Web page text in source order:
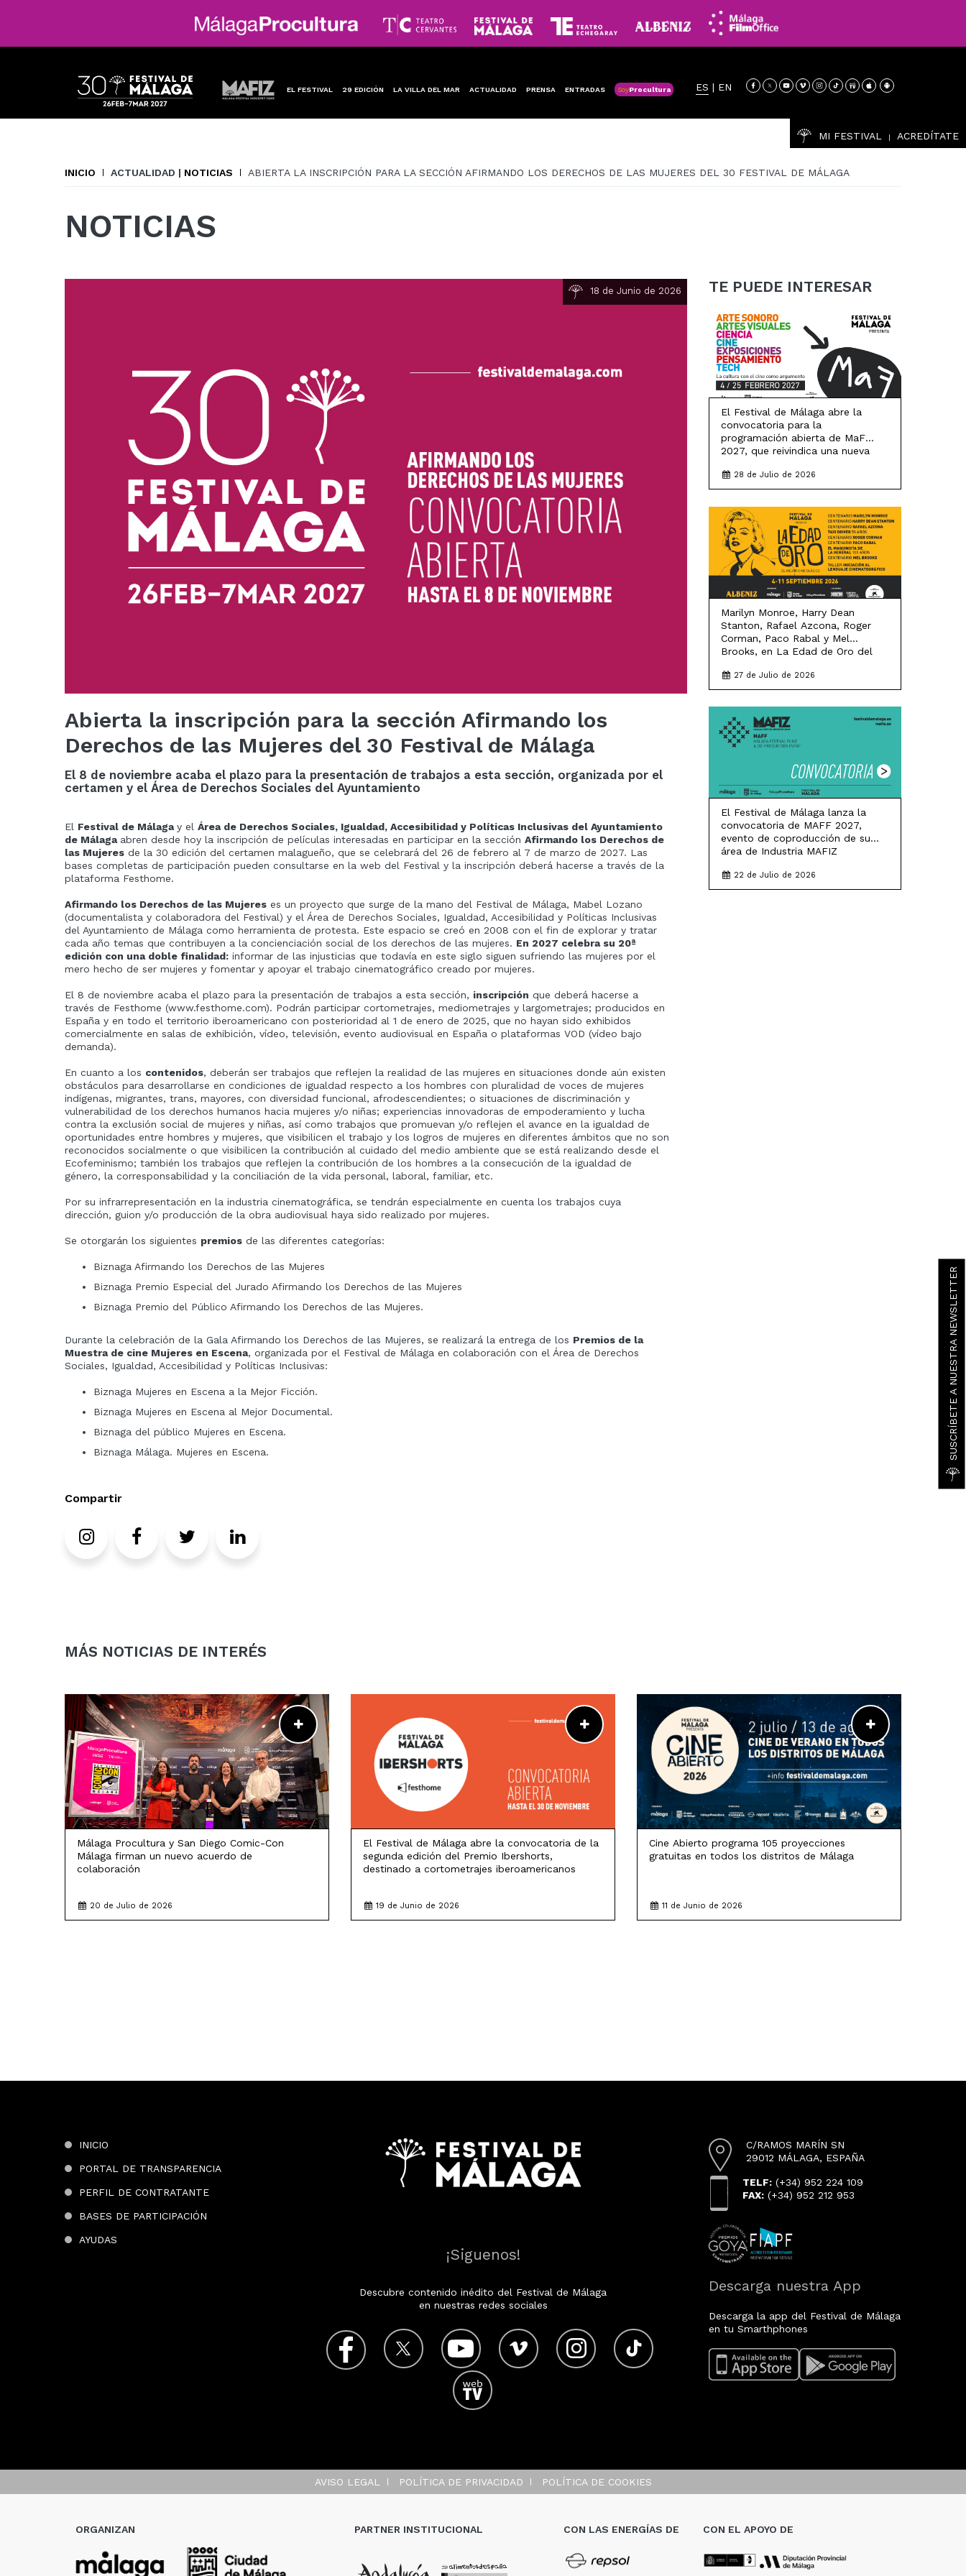
SUSCRÍBETE A NUESTRA NEWSLETTER
ES | EN
EL FESTIVAL 29 EDICIÓN LA VILLA DEL MAR ACTUALIDAD PRENSA ENTRADAS SoyProcultura
MI FESTIVAL | ACREDÍTATE
INICIO ACTUALIDAD | NOTICIAS ABIERTA LA INSCRIPCIÓN PARA LA SECCIÓN AFIRMANDO LOS DERECHOS DE LAS MUJERES DEL 30 FESTIVAL DE MÁLAGA
NOTICIAS
18 de Junio de 2026
Abierta la inscripción para la sección Afirmando los
Derechos de las Mujeres del 30 Festival de Málaga
El 8 de noviembre acaba el plazo para la presentación de trabajos a esta sección, organizada por el
certamen y el Área de Derechos Sociales del Ayuntamiento
El Festival de Málagay el Área de Derechos Sociales, Igualdad, Accesibilidad y Políticas Inclusivas del Ayuntamiento
de Málaga abren desde hoy la inscripción de películas interesadas en participar en la sección Afirmando los Derechos de
las Mujeres de la 30 edición del certamen malagueño, que se celebrará del 26 de febrero al 7 de marzo de 2027. Las
bases completas de participación pueden consultarse en la web del Festival y la inscripción deberá hacerse a través de la
plataforma Festhome.
Afirmando los Derechos de las Mujeres es un proyecto que surge de la mano del Festival de Málaga, Mabel Lozano
(documentalista y colaboradora del Festival) y el Área de Derechos Sociales, Igualdad, Accesibilidad y Políticas Inclusivas
del Ayuntamiento de Málaga como herramienta de protesta. Este espacio se creó en 2008 con el fin de explorar y tratar
cada año temas que contribuyen a la concienciación social de los derechos de las mujeres. En 2027 celebra su 20ª
edición con una doble finalidad: informar de las injusticias que todavía en este siglo siguen sufriendo las mujeres por el
mero hecho de ser mujeres y fomentar y apoyar el trabajo cinematográfico creado por mujeres.
El 8 de noviembre acaba el plazo para la presentación de trabajos a esta sección, inscripción que deberá hacerse a
través de Festhome (www.festhome.com). Podrán participar cortometrajes, mediometrajes y largometrajes; producidos en
España y en todo el territorio iberoamericano con posterioridad al 1 de enero de 2025, que no hayan sido exhibidos
comercialmente en salas de exhibición, vídeo, televisión, evento audiovisual en España o plataformas VOD (vídeo bajo
demanda).
En cuanto a los contenidos, deberán ser trabajos que reflejen la realidad de las mujeres en situaciones donde aún existen
obstáculos para desarrollarse en condiciones de igualdad respecto a los hombres con pluralidad de voces de mujeres
indígenas, migrantes, trans, mayores, con diversidad funcional, afrodescendientes; o situaciones de discriminación y
vulnerabilidad de los derechos humanos hacia mujeres y/o niñas; experiencias innovadoras de empoderamiento y lucha
contra la exclusión social de mujeres y niñas, así como trabajos que promuevan y/o reflejen el avance en la igualdad de
oportunidades entre hombres y mujeres, que visibilicen el trabajo y los logros de mujeres en diferentes ámbitos que no son
reconocidos socialmente o que visibilicen la contribución al cuidado del medio ambiente que se está realizando desde el
Ecofeminismo; también los trabajos que reflejen la contribución de los hombres a la consecución de la igualdad de
género, la corresponsabilidad y la conciliación de la vida personal, laboral, familiar, etc.
Por su infrarrepresentación en la industria cinematográfica, se tendrán especialmente en cuenta los trabajos cuya
dirección, guion y/o producción de la obra audiovisual haya sido realizado por mujeres.
Se otorgarán los siguientes premios de las diferentes categorías:
Biznaga Afirmando los Derechos de las Mujeres
Biznaga Premio Especial del Jurado Afirmando los Derechos de las Mujeres
Biznaga Premio del Público Afirmando los Derechos de las Mujeres.
Durante la celebración de la Gala Afirmando los Derechos de las Mujeres, se realizará la entrega de los Premios de la
Muestra de cine Mujeres en Escena, organizada por el Festival de Málaga en colaboración con el Área de Derechos
Sociales, Igualdad, Accesibilidad y Políticas Inclusivas:
Biznaga Mujeres en Escena a la Mejor Ficción.
Biznaga Mujeres en Escena al Mejor Documental.
Biznaga del público Mujeres en Escena.
Biznaga Málaga. Mujeres en Escena.
Compartir
TE PUEDE INTERESAR
El Festival de Málaga abre la
convocatoria para la
programación abierta de MaF
2027, que reivindica una nueva
28 de Julio de 2026
LEER MÁS
Marilyn Monroe, Harry Dean
Stanton, Rafael Azcona, Roger
Corman, Paco Rabal y Mel
Brooks, en La Edad de Oro del
septiembre
27 de Julio de 2026
LEER MÁS
El Festival de Málaga lanza la
convocatoria de MAFF 2027,
evento de coproducción de su
área de Industria MAFIZ
22 de Julio de 2026
LEER MÁS
MÁS NOTICIAS DE INTERÉS
Málaga Procultura y San Diego Comic-Con
Málaga firman un nuevo acuerdo de
colaboración
20 de Julio de 2026
LEER MÁS
El Festival de Málaga abre la convocatoria de la
segunda edición del Premio Ibershorts,
destinado a cortometrajes iberoamericanos
19 de Junio de 2026
Cine Abierto programa 105 proyecciones
gratuitas en todos los distritos de Málaga
11 de Junio de 2026
LEER MÁS
INICIO
PORTAL DE TRANSPARENCIA
PERFIL DE CONTRATANTE
BASES DE PARTICIPACIÓN
AYUDAS
¡Siguenos!
Descubre contenido inédito del Festival de Málaga
en nuestras redes sociales
C/RAMOS MARÍN SN
29012 MÁLAGA, ESPAÑA
TELF:(+34) 952 224 109
FAX:(+34) 952 212 953
Descarga nuestra App
Descarga la app del Festival de Málaga
en tu Smarthphones
AVISO LEGAL POLÍTICA DE PRIVACIDAD POLÍTICA DE COOKIES
ORGANIZAN PARTNER INSTITUCIONAL CON LAS ENERGÍAS DE CON EL APOYO DE